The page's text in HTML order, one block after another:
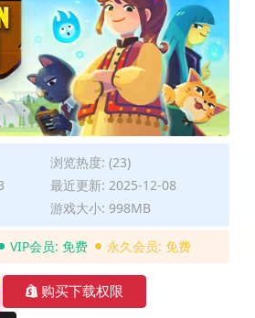
浏览热度: (23)
最近更新: 2025-12-08
游戏大小: 998MB
VIP会员: 免费 永久会员: 免费
购买下载权限